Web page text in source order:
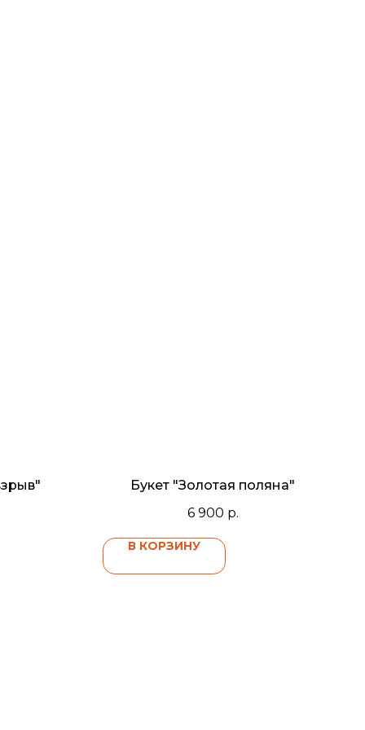
Букет "Золотая поляна"
6 900 р.
В КОРЗИНУ